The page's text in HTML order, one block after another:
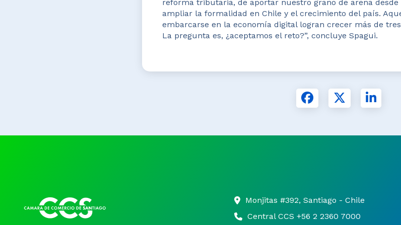
reforma tributaria, de aportar nuestro grano de arena
ampliar la formalidad en Chile y el crecimiento del país.
embarcarse en la economía digital logran crecer más de
La pregunta es, ¿aceptamos el reto?”, concluye Spagui.
Monjitas #392, Santiago - Chile
Central CCS +56 2 2360 7000